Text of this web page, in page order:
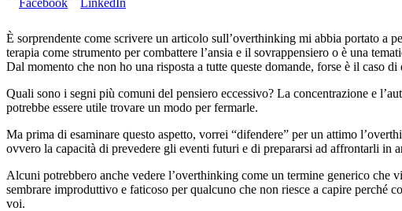
È sorprendente come scrivere un articolo sull’overthinking mi abbia portato a
terapia come strumento per combattere l’ansia e il sovrappensiero o è una
Dal momento che non ho una risposta a tutte queste domande, forse è il caso
Quali sono i segni più comuni del pensiero eccessivo? La concentrazione e
potrebbe essere utile trovare un modo per fermarle.
Ma prima di esaminare questo aspetto, vorrei “difendere” per un attimo
ovvero la capacità di prevedere gli eventi futuri e di prepararsi ad affrontarli in
Alcuni potrebbero anche vedere l’overthinking come un termine generico che
sembrare improduttivo e faticoso per qualcuno che non riesce a capire perché
voi.